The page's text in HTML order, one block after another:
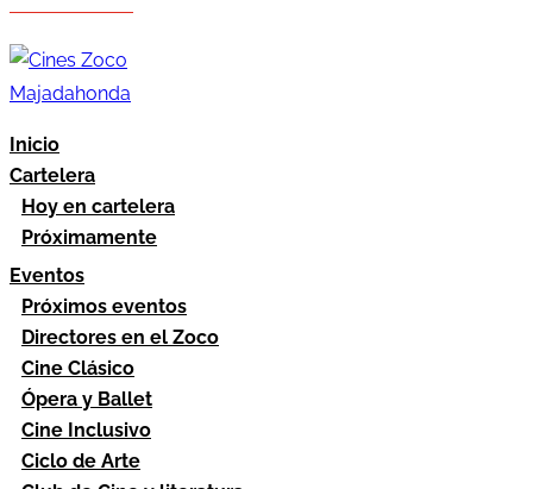
Inicio
Cartelera
Hoy en cartelera
Próximamente
Eventos
Próximos eventos
Directores en el Zoco
Cine Clásico
Ópera y Ballet
Cine Inclusivo
Ciclo de Arte